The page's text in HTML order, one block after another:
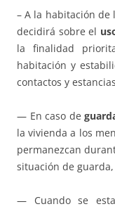
– A la habitación de
decidirá sobre el
la finalidad
habitación y
contactos y
— En caso de
la vivienda a los
permanezcan
situación de
— Cuando se